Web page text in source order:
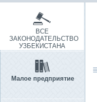
ВСЕ
ЗАКОНОДАТЕЛЬСТВО
УЗБЕКИСТАНА
Малое предприятие